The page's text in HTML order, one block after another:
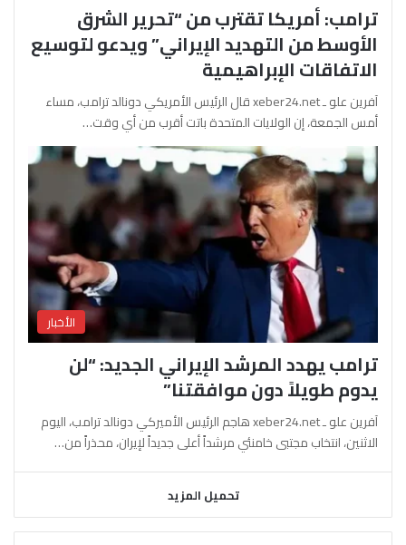
ترامب: أمريكا تقترب من “تحرير الشرق
الأوسط من التهديد الإيراني” ويدعو لتوسيع
الاتفاقات الإبراهيمية
آفرين علو ـ xeber24.net قال الرئيس الأمريكي دونالد ترامب، مساء
أمس الجمعة، إن الولايات المتحدة باتت أقرب من أي وقت…
الأخبار
ترامب يهدد المرشد الإيراني الجديد: “لن
يدوم طويلاً دون موافقتنا”
آفرين علو ـ xeber24.net هاجم الرئيس الأميركي دونالد ترامب، اليوم
الاثنين، انتخاب مجتبى خامنئي مرشداً أعلى جديداً لإيران، محذراً من…
تحميل المزيد